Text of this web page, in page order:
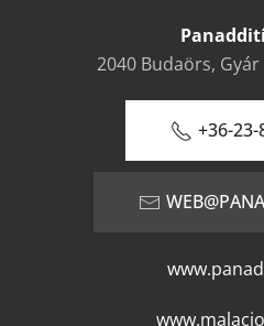
2040 Budaörs,
+36-23-